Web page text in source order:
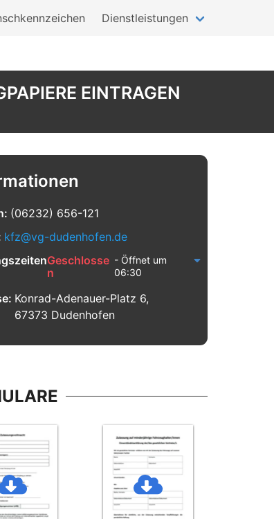
Dienstleistungen
EINTRAGEN
(06232) 656-121
kfz@vg-dudenhofen.de
Geschlosse
n
- Öffnet um
06:30
Konrad-Adenauer-Platz 6,
67373 Dudenhofen